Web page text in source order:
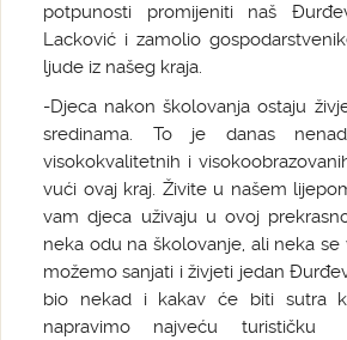
potpunosti promijeniti naš
Lacković i zamolio
ljude iz našeg kraja.
-Djeca nakon školovanja ostaju
sredinama. To je danas
visokokvalitetnih i
vući ovaj kraj. Živite u našem
vam djeca uživaju u ovoj
neka odu na školovanje, ali neka
možemo sanjati i živjeti jedan
bio nekad i kakav će biti sutra
napravimo najveću